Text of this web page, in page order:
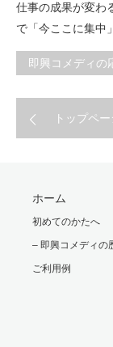
仕事の成果が変わ
で「今ここに集中
即興コメディの
トップペ
ホーム
初めてのかたへ
– 即興コメディの
ご利用例